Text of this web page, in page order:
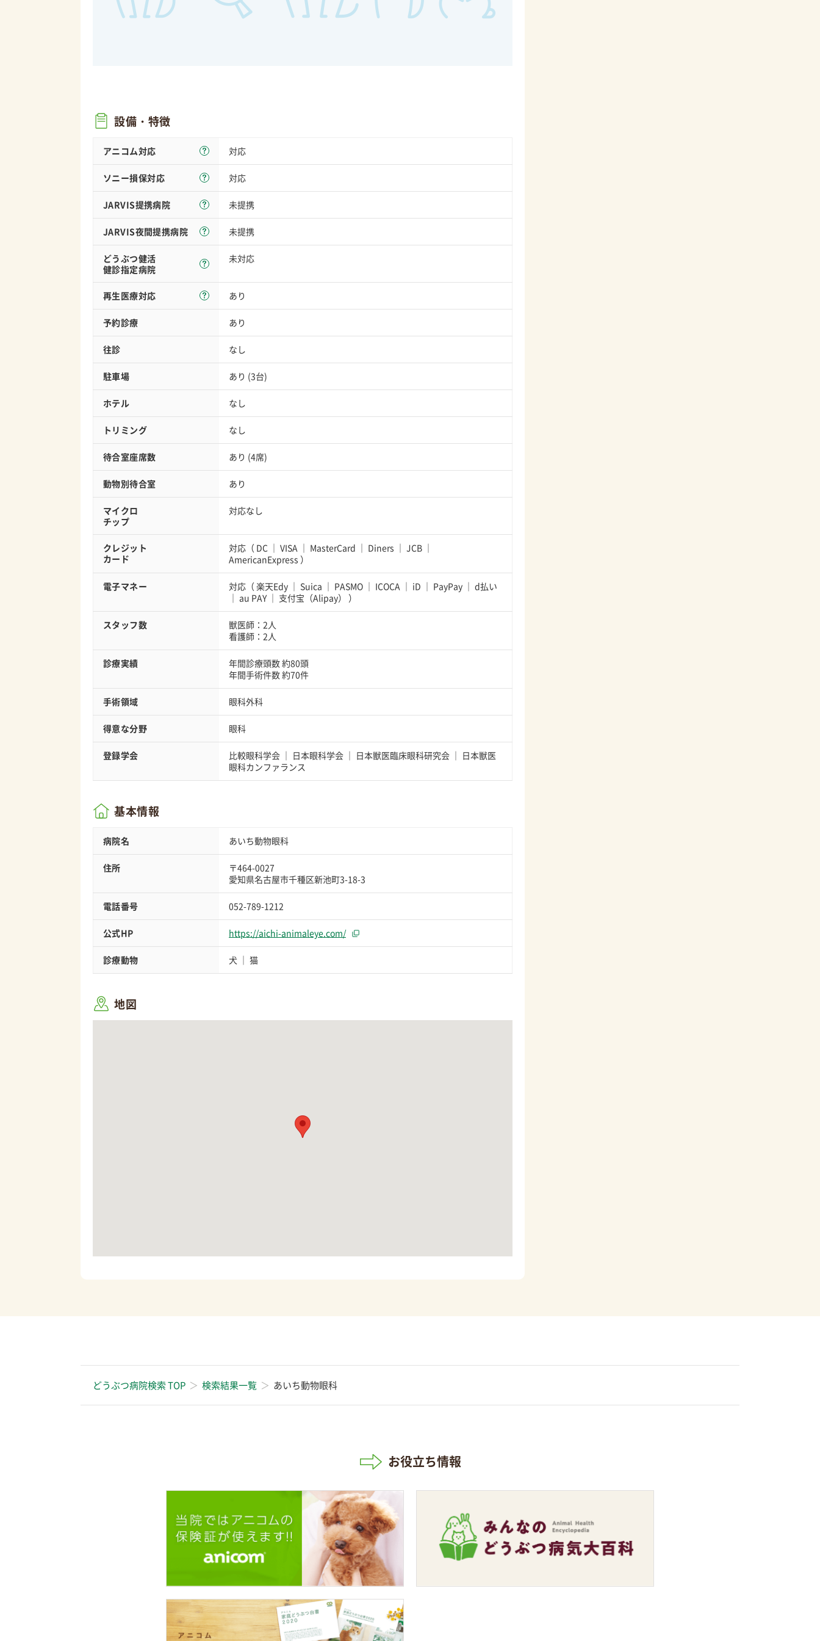
設備・特徴
アニコム対応 対応
ソニー損保対応 対応
JARVIS提携病院 未提携
JARVIS夜間提携病院 未提携
どうぶつ健活
健診指定病院
未対応
再生医療対応 あり
予約診療 あり
往診 なし
駐車場 あり (3台)
ホテル なし
トリミング なし
待合室座席数 あり (4席)
動物別待合室 あり
マイクロ
チップ
対応なし
クレジット
カード
対応（ DC VISA MasterCard Diners
JCB
AmericanExpress ）
電子マネー 対応（楽天Edy Suica PASMO ICOCA iD PayPay
d払い
au PAY
支付宝（Alipay） ）
スタッフ数
獣医師：2人
看護師：2人
診療実績
年間診療頭数 約80頭
年間手術件数 約70件
手術領域 眼科外科
得意な分野 眼科
登録学会 比較眼科学会 日本眼科学会 日本獣医臨床眼科研究会
日本獣医
眼科カンファランス
基本情報
病院名 あいち動物眼科
住所
〒464-0027
愛知県名古屋市千種区新池町3-18-3
電話番号 052-789-1212
公式HP https://aichi-animaleye.com/
診療動物 犬 猫
地図
どうぶつ病院検索 TOP 検索結果一覧 あいち動物眼科
お役立ち情報